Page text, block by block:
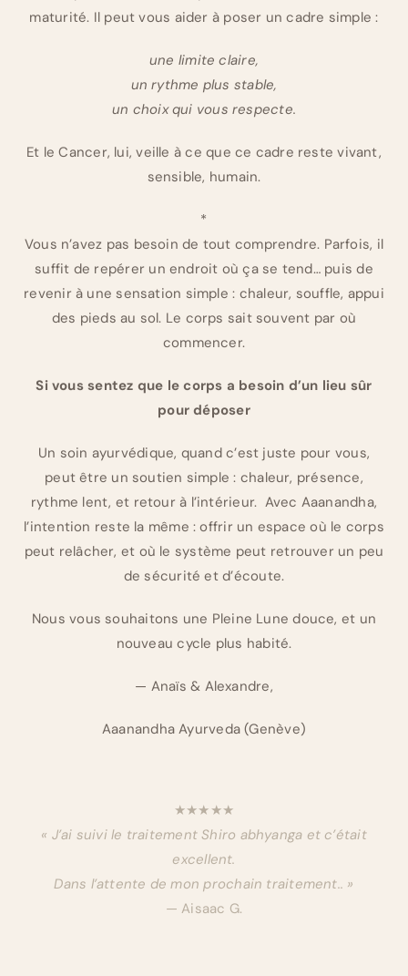
maturité. Il peut vous aider à poser un cadre simple :
une limite claire,
un rythme plus stable,
un choix qui vous respecte.
Et le Cancer, lui, veille à ce que ce cadre reste vivant,
sensible, humain.
*
Vous n’avez pas besoin de tout comprendre. Parfois, il
suffit de repérer un endroit où ça se tend… puis de
revenir à une sensation simple : chaleur, souffle, appui
des pieds au sol. Le corps sait souvent par où
commencer.
Si vous sentez que le corps a besoin d’un lieu sûr
pour déposer
Un soin ayurvédique, quand c’est juste pour vous,
peut être un soutien simple : chaleur, présence,
rythme lent, et retour à l’intérieur. Avec Aaanandha,
l’intention reste la même : offrir un espace où le corps
peut relâcher, et où le système peut retrouver un peu
de sécurité et d’écoute.
Nous vous souhaitons une Pleine Lune douce, et un
nouveau cycle plus habité.
— Anaïs & Alexandre,
Aaanandha Ayurveda (Genève)
★★★★★
« J’ai suivi le traitement Shiro abhyanga et c’était
excellent.
Dans l’attente de mon prochain traitement.. »
— Aisaac G.